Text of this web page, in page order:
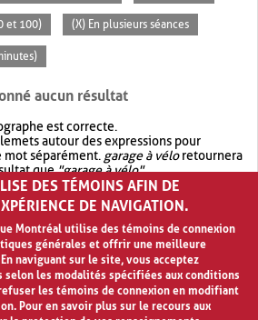
et 100) (X) En plusieurs séances
aucun résultat
est correcte.
autour des expressions pour
mot séparément. garage à véloretournera
que"garage à vélo".
votre recherche avec OR.garage OR vélo
plus de résultat quegarage à vélo
DES TÉMOINS AFIN DE
DE NAVIGATION.
Montréal utilise des témoins de connexion
générales et offrir une meilleure
naviguant sur le site, vous acceptez
les modalités spécifiées aux conditions
les témoins de connexion en modifiant
Pour en savoir plus sur le recours aux